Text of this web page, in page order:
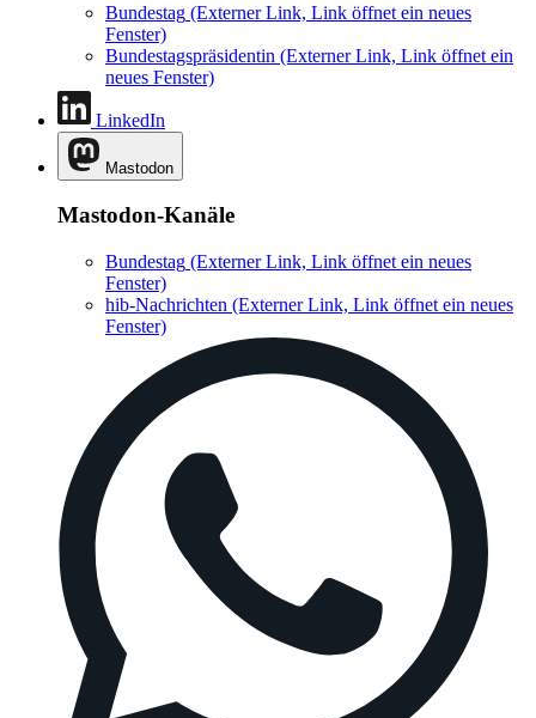
Bundestag (Externer Link, Link öffnet ein neues
Fenster)
Bundestagspräsidentin (Externer Link, Link öffnet ein
neues Fenster)
LinkedIn
Mastodon
Mastodon-Kanäle
Bundestag (Externer Link, Link öffnet ein neues
Fenster)
hib-Nachrichten (Externer Link, Link öffnet ein neues
Fenster)